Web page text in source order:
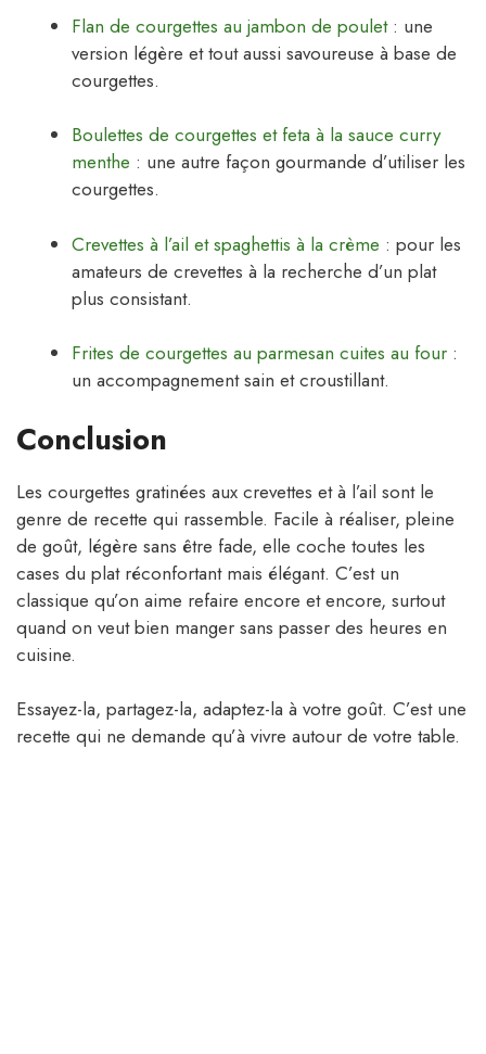
Flan de courgettes au jambon de poulet: une
version légère et tout aussi savoureuse à base de
courgettes.
Boulettes de courgettes et feta à la sauce curry
menthe : une autre façon gourmande d’utiliser les
courgettes.
Crevettes à l’ail et spaghettis à la crème : pour les
amateurs de crevettes à la recherche d’un plat
plus consistant.
Frites de courgettes au parmesan cuites au four :
un accompagnement sain et croustillant.
Conclusion
Les courgettes gratinées aux crevettes et à l’ail sont le
genre de recette qui rassemble. Facile à réaliser, pleine
de goût, légère sans être fade, elle coche toutes les
cases du plat réconfortant mais élégant. C’est un
classique qu’on aime refaire encore et encore, surtout
quand on veut bien manger sans passer des heures en
cuisine.
Essayez-la, partagez-la, adaptez-la à votre goût. C’est une
recette qui ne demande qu’à vivre autour de votre table.